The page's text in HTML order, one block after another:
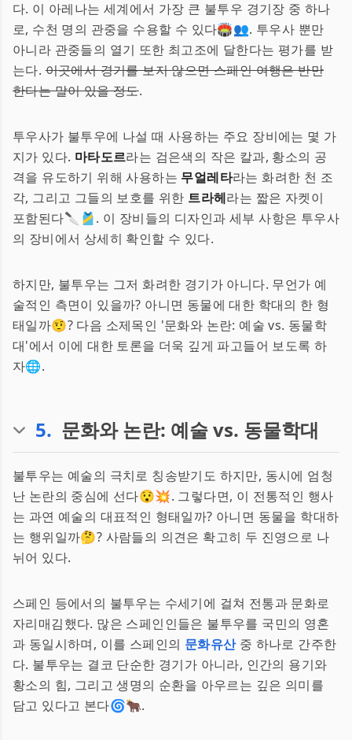
다. 이 아레나는 세계에서 가장 큰 불투우 경기장 중 하나
로, 수천 명의 관중을 수용할 수 있다🏟️👥. 투우사 뿐만
아니라 관중들의 열기 또한 최고조에 달한다는 평가를 받
는다.이곳에서 경기를 보지 않으면 스페인 여행은 반만
한다는 말이 있을 정도.
투우사가 불투우에 나설 때 사용하는 주요 장비에는 몇 가
지가 있다. 마타도르라는 검은색의 작은 칼과, 황소의 공
격을 유도하기 위해 사용하는 무얼레타라는 화려한 천 조
각, 그리고 그들의 보호를 위한 트라헤라는 짧은 자켓이
포함된다🔪🎽. 이 장비들의 디자인과 세부 사항은 투우사
의 장비에서 상세히 확인할 수 있다.
하지만, 불투우는 그저 화려한 경기가 아니다. 무언가 예
술적인 측면이 있을까? 아니면 동물에 대한 학대의 한 형
태일까🤨? 다음 소제목인 '문화와 논란: 예술 vs. 동물학
대'에서 이에 대한 토론을 더욱 깊게 파고들어 보도록 하
자🌐.
5. 문화와 논란: 예술 vs. 동물학대
불투우는 예술의 극치로 칭송받기도 하지만, 동시에 엄청
난 논란의 중심에 선다😯💥. 그렇다면, 이 전통적인 행사
는 과연 예술의 대표적인 형태일까? 아니면 동물을 학대하
는 행위일까🤔? 사람들의 의견은 확고히 두 진영으로 나
뉘어 있다.
스페인 등에서의 불투우는 수세기에 걸쳐 전통과 문화로
자리매김했다. 많은 스페인인들은 불투우를 국민의 영혼
과 동일시하며, 이를 스페인의 문화유산중 하나로 간주한
다. 불투우는 결코 단순한 경기가 아니라, 인간의 용기와
황소의 힘, 그리고 생명의 순환을 아우르는 깊은 의미를
담고 있다고 본다🌀🐂.